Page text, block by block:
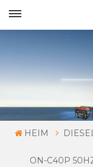
HEIM
ON-C40P